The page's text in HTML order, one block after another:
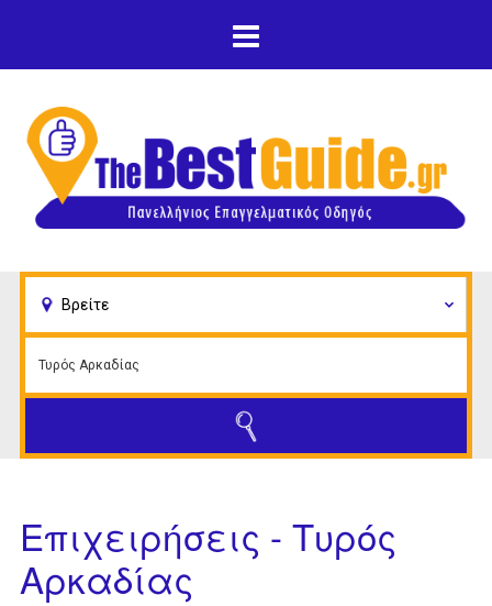
κυρίως περιεχόμενο
Επιχειρήσεις - Τυρός
Αρκαδίας